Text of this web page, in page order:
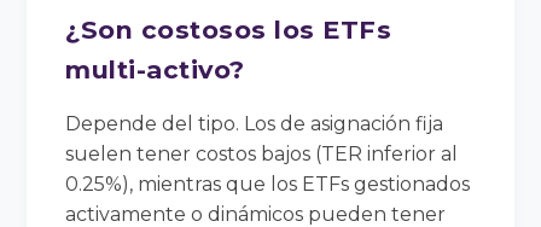
¿Son costosos los ETFs
multi-activo?
Depende del tipo. Los de asignación fija
suelen tener costos bajos (TER inferior al
0.25%), mientras que los ETFs gestionados
activamente o dinámicos pueden tener